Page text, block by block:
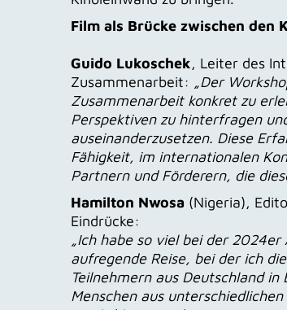
Film als Brücke zwischen den
Guido Lukoschek, Leiter des
Zusammenarbeit: „Der
Zusammenarbeit konkret zu
Perspektiven zu hinterfragen
auseinanderzusetzen. Diese
Fähigkeit, im internationalen
Partnern und Förderern, die
Hamilton Nwosa (Nigeria),
Eindrücke:
„Ich habe so viel bei der 2024er
aufregende Reise, bei der ich
Teilnehmern aus Deutschland
Menschen aus